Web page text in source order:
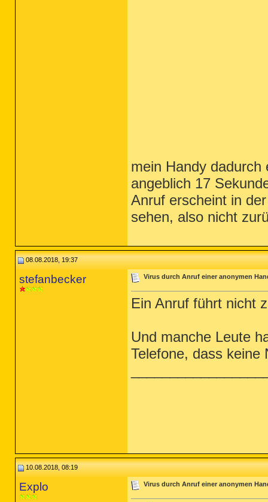
mein Handy dadurch
angeblich 17
Anruf erscheint in
sehen, also nicht
08.08.2018, 19:37
stefanbecker Virus durch Anruf einer anonymen
Ein Anruf führt nicht
Und manche Leute
Telefone, dass keine
10.08.2018, 08:19
Explo Virus durch Anruf einer anonymen